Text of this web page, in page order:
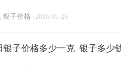
银子价格 · 2026-05-26
银子价格多少一克_银子多少